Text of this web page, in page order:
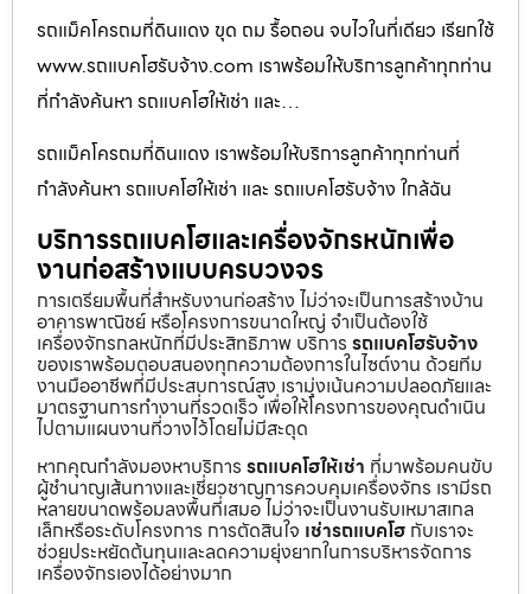
รถแม็คโครถมที่ดินแดง ขุด ถม รื้อถอน จบไวในที่เดียว เรียกใช้
www.รถแบคโฮรับจ้าง.com เราพร้อมให้บริการลูกค้าทุกท่าน
ที่กำลังค้นหา รถแบคโฮให้เช่า และ…
รถแม็คโครถมที่ดินแดง เราพร้อมให้บริการลูกค้าทุกท่านที่
กำลังค้นหา รถแบคโฮให้เช่า และ รถแบคโฮรับจ้าง ใกล้ฉัน
บริการรถแบคโฮและเครื่องจักรหนักเพื่อ
งานก่อสร้างแบบครบวงจร
การเตรียมพื้นที่สำหรับงานก่อสร้าง ไม่ว่าจะเป็นการสร้างบ้าน
อาคารพาณิชย์ หรือโครงการขนาดใหญ่ จำเป็นต้องใช้
เครื่องจักรกลหนักที่มีประสิทธิภาพ บริการ รถแบคโฮรับจ้าง
ของเราพร้อมตอบสนองทุกความต้องการในไซต์งาน ด้วยทีม
งานมืออาชีพที่มีประสบการณ์สูง เรามุ่งเน้นความปลอดภัยและ
มาตรฐานการทำงานที่รวดเร็ว เพื่อให้โครงการของคุณดำเนิน
ไปตามแผนงานที่วางไว้โดยไม่มีสะดุด
หากคุณกำลังมองหาบริการ รถแบคโฮให้เช่า ที่มาพร้อมคนขับ
ผู้ชำนาญเส้นทางและเชี่ยวชาญการควบคุมเครื่องจักร เรามีรถ
หลายขนาดพร้อมลงพื้นที่เสมอ ไม่ว่าจะเป็นงานรับเหมาสเกล
เล็กหรือระดับโครงการ การตัดสินใจ เช่ารถแบคโฮ กับเราจะ
ช่วยประหยัดต้นทุนและลดความยุ่งยากในการบริหารจัดการ
เครื่องจักรเองได้อย่างมาก